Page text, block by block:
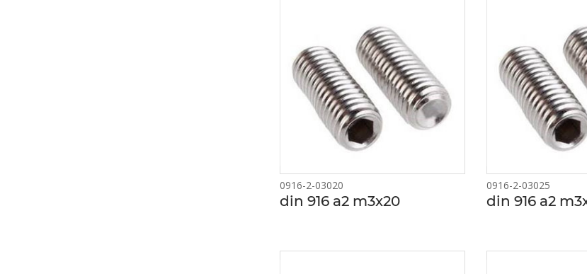
0916-2-03020
din 916 a2 m3x20
0916-2-03025
din 916 a2